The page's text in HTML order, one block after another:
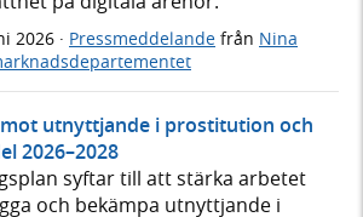
2026 · Pressmeddelande från Nina
utnyttjande i prostitution och
2026–2028
syftar till att stärka arbetet
och bekämpa utnyttjande i